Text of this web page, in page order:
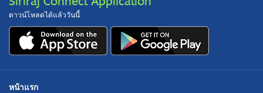
ดาวน์โหลดได้แล้ววันนี้
หน้าแรก